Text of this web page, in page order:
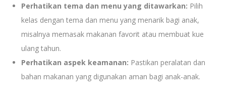
Perhatikan tema dan menu yang ditawarkan: Pilih
kelas dengan tema dan menu yang menarik bagi anak,
misalnya memasak makanan favorit atau membuat kue
ulang tahun.
Perhatikan aspek keamanan: Pastikan peralatan dan
bahan makanan yang digunakan aman bagi anak-anak.